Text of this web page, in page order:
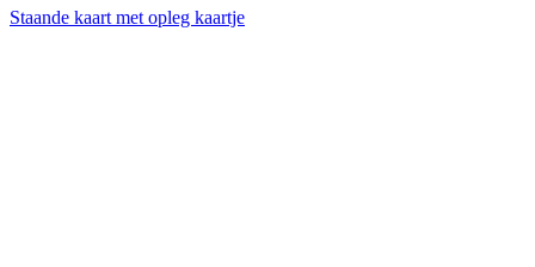
Staande kaart met opleg kaartje